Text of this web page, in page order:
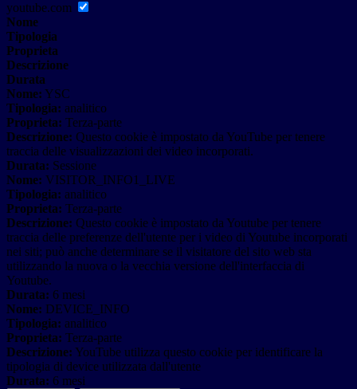
youtube.com
Nome
Tipologia
Proprieta
Descrizione
Durata
Nome: YSC
Tipologia: analitico
Proprieta: Terza-parte
Descrizione: Questo cookie è impostato da YouTube per tenere
traccia delle visualizzazioni dei video incorporati.
Durata: Sessione
Nome: VISITOR_INFO1_LIVE
Tipologia: analitico
Proprieta: Terza-parte
Descrizione: Questo cookie è impostato da Youtube per tenere
traccia delle preferenze dell'utente per i video di Youtube incorporati
nei siti; può anche determinare se il visitatore del sito web sta
utilizzando la nuova o la vecchia versione dell'interfaccia di
Youtube.
Durata: 6 mesi
Nome: DEVICE_INFO
Tipologia: analitico
Proprieta: Terza-parte
Descrizione: YouTube utilizza questo cookie per identificare la
tipologia di device utilizzata dall'utente
Durata: 6 mesi